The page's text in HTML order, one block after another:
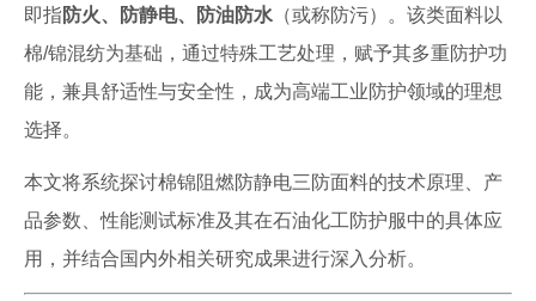
即指 防火、防静电、防油防水 （或称防污）。该类面料以
棉/锦混纺为基础，通过特殊工艺处理，赋予其多重防护功
能，兼具舒适性与安全性，成为高端工业防护领域的理想
选择。
本文将系统探讨棉锦阻燃防静电三防面料的技术原理、产
品参数、性能测试标准及其在石油化工防护服中的具体应
用，并结合国内外相关研究成果进行深入分析。